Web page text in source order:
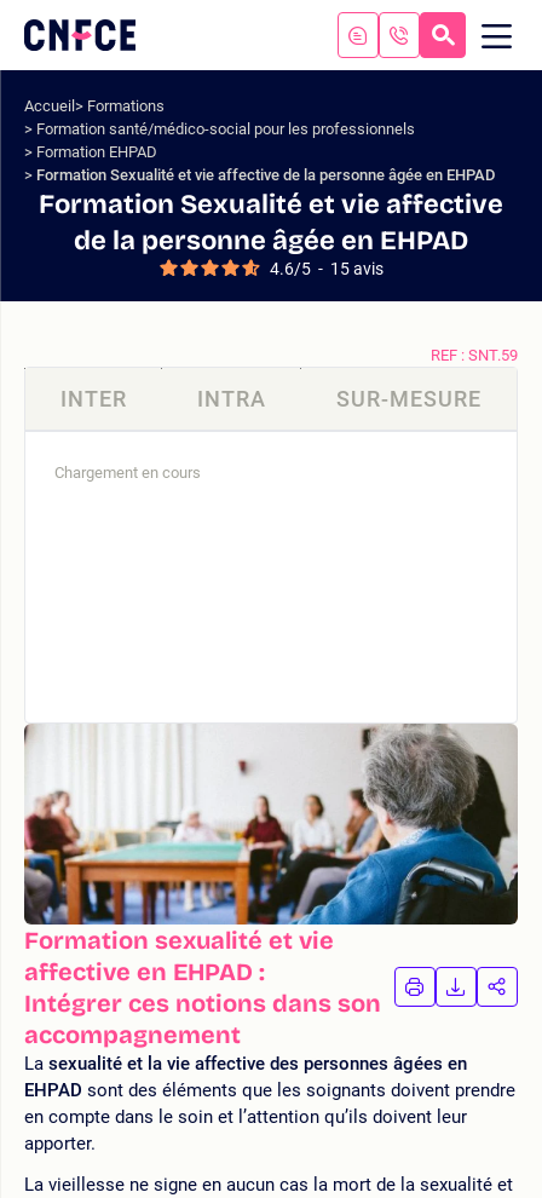
contenu
menu
Aller
recherche
Logo
site
Accueil
Formations
Formation santé/médico-social pour les professionnels
Formation EHPAD
Formation Sexualité et vie affective de la personne âgée en EHPAD
Formation Sexualité et vie affective
de la personne âgée en EHPAD
4.6/5 - 15avis
Formation sexualité et vie
affective en EHPAD :
Intégrer ces notions dans son
accompagnement
IMPRIMER
LA
LA
La sexualité et la vie affective des personnes âgées en
EHPAD sont des éléments que les soignants doivent prendre
en compte dans le soin et l’attention qu’ils doivent leur
apporter.
La vieillesse ne signe en aucun cas la mort de la sexualité et
REF : SNT.59
INTER INTRA SUR-MESURE